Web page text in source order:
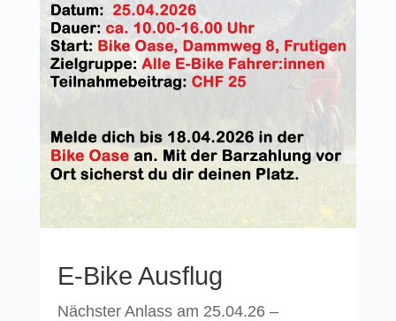
E-Bike Ausflug
Nächster Anlass am 25.04.26 –